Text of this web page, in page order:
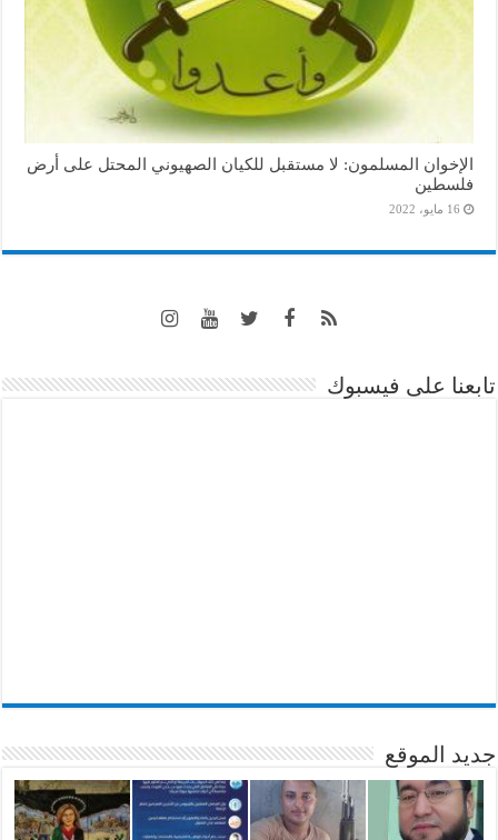
الإخوان المسلمون: لا مستقبل للكيان الصهيوني المحتل على أرض
فلسطين
16 مايو، 2022
تابعنا على فيسبوك
جديد الموقع